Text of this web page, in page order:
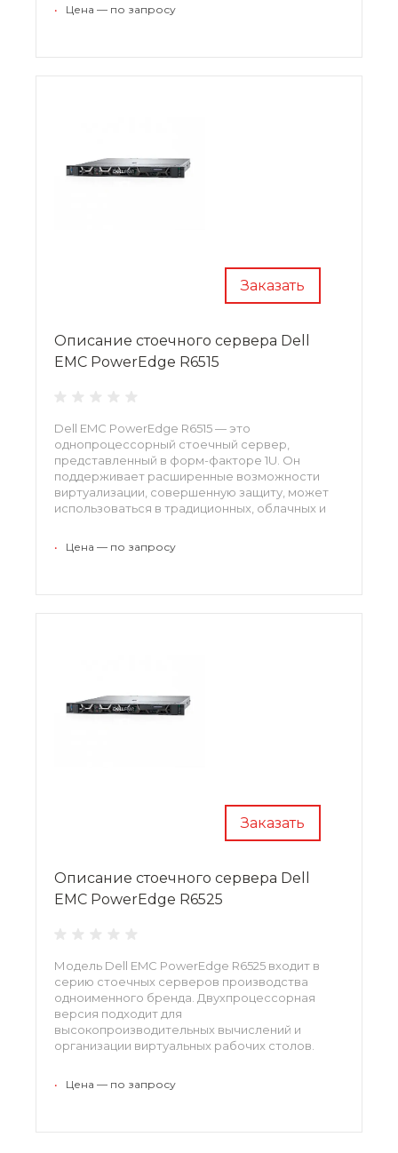
• Цена — по запросу
Заказать
Описание стоечного сервера Dell
EMC PowerEdge R6515
Dell EMC PowerEdge R6515 — это
однопроцессорный стоечный сервер,
представленный в форм-факторе 1U. Он
поддерживает расширенные возможности
виртуализации, совершенную защиту, может
использоваться в традиционных, облачных и
необходимости аппаратная база
• Цена — по запросу
Заказать
Описание стоечного сервера Dell
EMC PowerEdge R6525
Модель Dell EMC PowerEdge R6525 входит в
серию стоечных серверов производства
одноименного бренда. Двухпроцессорная
версия подходит для
высокопроизводительных вычислений и
организации виртуальных рабочих столов.
приспосабливаясь к новым потребностям
• Цена — по запросу